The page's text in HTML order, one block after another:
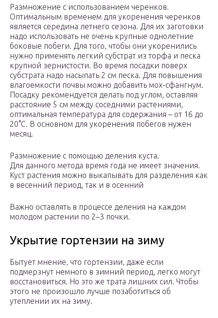
Размножение с использованием черенков.
Оптимальным временем для укоренения черенков
является середина летнего сезона. Для их заготовки
надо использовать не очень крупные однолетние
боковые побеги. Для того, чтобы они укоренились
нужно применять легкий субстрат из торфа и песка
крупной зернистости. Во время посадки поверх
субстрата надо насыпать 2 см песка. Для повышения
влагоемкости почвы можно добавить мох-сфангнум.
Посадку рекомендуется делать под углом, оставляя
расстояние 5 см между соседними растениями,
оптимальная температура для содержания – от 16 до
20°C. В основном для укоренения побегов нужен
месяц.
Размножение с помощью деления куста.
Для данного метода время года не имеет значения.
Куст растения можно выкапывать для разделения как
в весенний период, так и в осенний
Важно оставлять в процессе деления на каждом
молодом растении по 2–3 почки.
Укрытие гортензии на зиму
Бытует мнение, что гортензии, даже если
подмерзнут немного в зимний период, легко могут
восстановиться. Но это же трата лишних сил. Чтобы
этого не произошло лучше позаботиться об
утеплении их на зиму.